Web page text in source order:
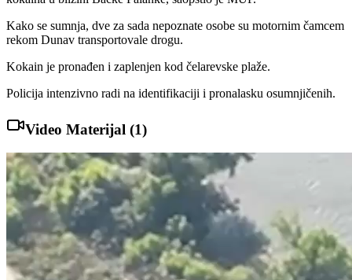
Kako se sumnja, dve za sada nepoznate osobe su motornim čamcem
rekom Dunav transportovale drogu.
Kokain je pronađen i zaplenjen kod čelarevske plaže.
Policija intenzivno radi na identifikaciji i pronalasku osumnjičenih.
Video Materijal (1)